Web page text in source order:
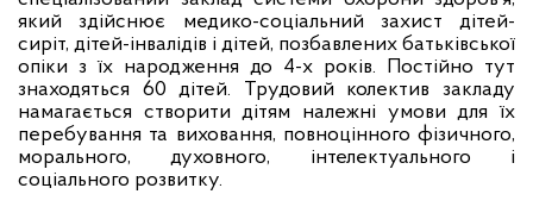
який здійснює медико-соціальний захист дітей-
сиріт, дітей-інвалідів і дітей, позбавлених батьківської
опіки з їх народження до 4-х років. Постійно тут
знаходяться 60 дітей. Трудовий колектив закладу
намагається створити дітям належні умови для їх
перебування та виховання, повноцінного фізичного,
морального, духовного, інтелектуального і
соціального розвитку.